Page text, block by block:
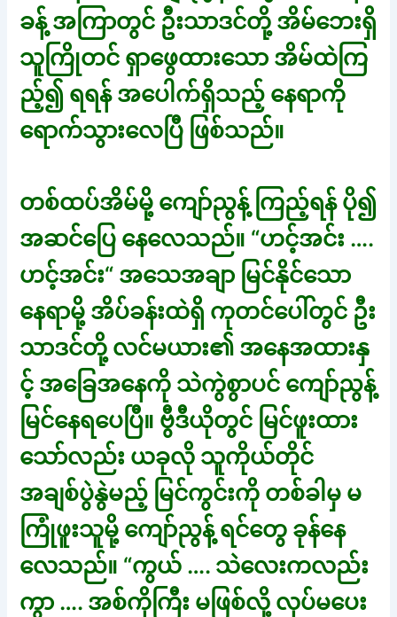
ခန့် အကြာတွင် ဦးသာဒင်တို့ အိမ်ဘေးရှိ
သူကြိုတင် ရှာဖွေထားသော အိမ်ထဲကြ
ည့်၍ ရရန် အပေါက်ရှိသည့် နေရာကို
ရောက်သွားလေပြီ ဖြစ်သည်။
တစ်ထပ်အိမ်မို့ ကျော်ညွန့် ကြည့်ရန် ပို၍
အဆင်ပြေ နေလေသည်။ “ဟင့်အင်း ….
ဟင့်အင်း“ အသေအချာ မြင်နိုင်သော
နေရာမို့ အိပ်ခန်းထဲရှိ ကုတင်ပေါ်တွင် ဦး
သာဒင်တို့ လင်မယား၏ အနေအထားနှ
င့် အခြေအနေကို သဲကွဲစွာပင် ကျော်ညွန့်
မြင်နေရပေပြီ။ ဗွီဒီယိုတွင် မြင်ဖူးထား
သော်လည်း ယခုလို သူကိုယ်တိုင်
အချစ်ပွဲနွဲမည့် မြင်ကွင်းကို တစ်ခါမှ မ
ကြုံဖူးသူမို့ ကျော်ညွန့် ရင်တွေ ခုန်နေ
လေသည်။ “ကွယ် …. သဲလေးကလည်း
ကွာ …. အစ်ကိုကြီး မဖြစ်လို့ လုပ်မပေး